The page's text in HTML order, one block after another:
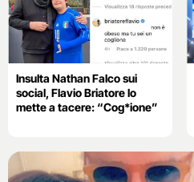
Insulta Nathan Falco sui
social, Flavio Briatore lo
mette a tacere: “Cog*ione”